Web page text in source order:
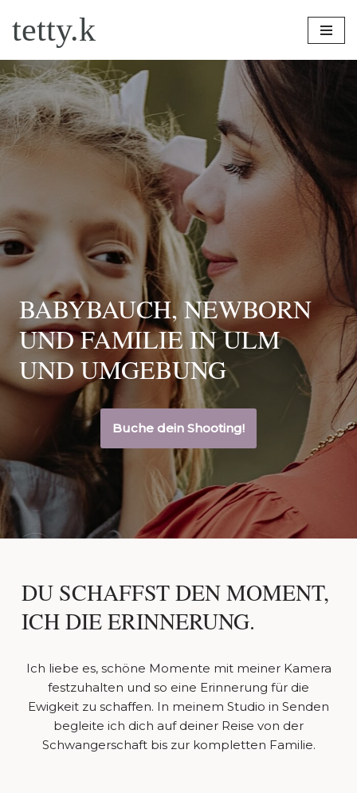
Zum
Inhalt
springen
tetty.k
BABYBAUCH, NEWBORN
UND FAMILIE IN ULM
UND UMGEBUNG
Buche dein Shooting!
DU SCHAFFST DEN MOMENT,
ICH DIE ERINNERUNG.
Ich liebe es, schöne Momente mit meiner Kamera
festzuhalten und so eine Erinnerung für die
Ewigkeit zu schaffen. In meinem Studio in Senden
begleite ich dich auf deiner Reise von der
Schwangerschaft bis zur kompletten Familie.